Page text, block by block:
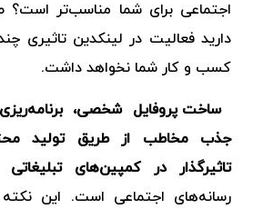
اجتماعی برای شما مناسب‌تر است؟
دارید فعالیت در لینکدین تاثیری
کسب و کار شما نخواهد داشت.
ساخت پروفایل شخصی،
جذب مخاطب از طریق تولید
تاثیرگذار در کمپین‌های تبلیغاتی
رسانه‌های اجتماعی است. این